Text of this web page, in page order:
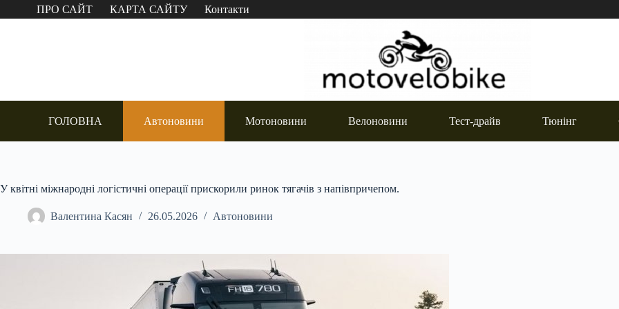
Перейти
до
ПРО САЙТ КАРТА САЙТУ Контакти
ГОЛОВНА Автоновини Мотоновини Велоновини Тест-драйв Тюнінг
У квітні міжнародні логістичні операції прискорили ринок тягачів з напівпричепом.
Валентина Касян 26.05.2026 Автоновини